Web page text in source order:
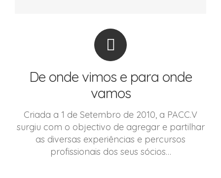
De onde vimos e para onde
vamos
Criada a 1 de Setembro de 2010, a PACC.V
surgiu com o objectivo de agregar e partilhar
as diversas experiências e percursos
profissionais dos seus sócios…